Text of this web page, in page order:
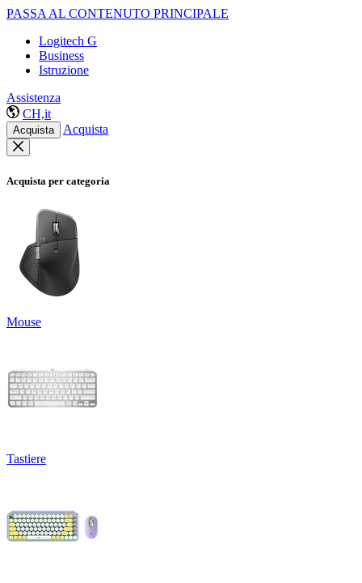
PASSA AL CONTENUTO PRINCIPALE
Logitech G
Business
Istruzione
Assistenza
CH,it
Acquista Acquista
Acquista per categoria
Mouse
Tastiere